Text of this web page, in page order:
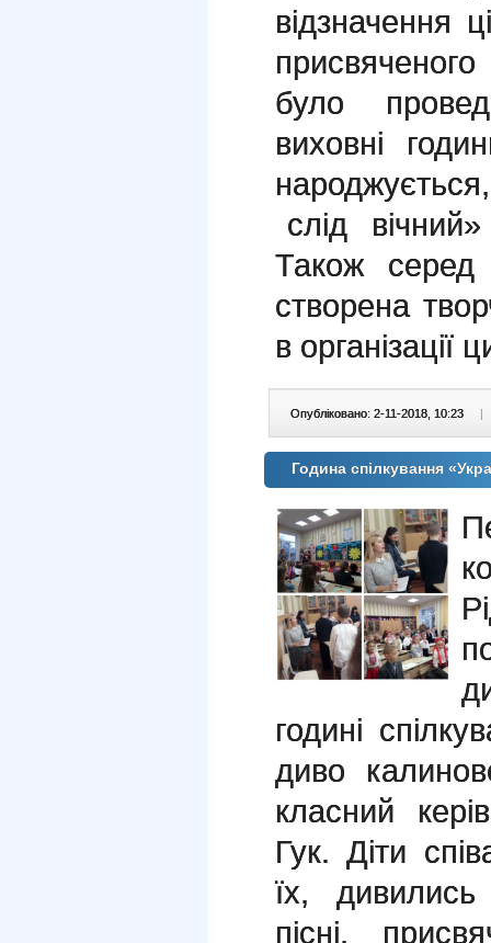
відзначення
було
виховні
слід
Також серед
створена
в організації
Опубліковано: 2-11-2018, 10:23 |
Година спілкування
годині
диво
класний
Гук. Діти
їх,
пісні,